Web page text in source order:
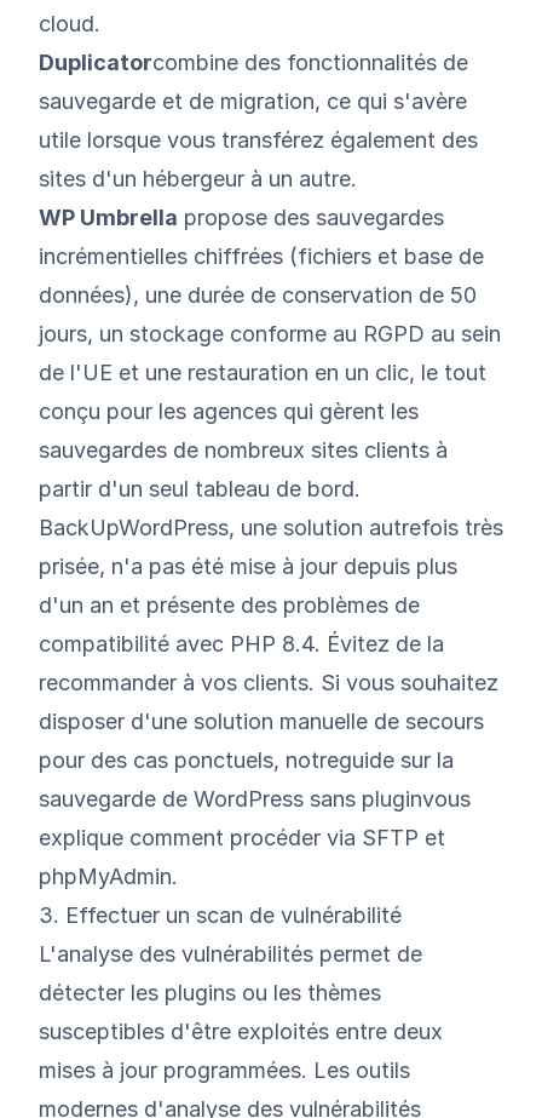
cloud.
Duplicatorcombine des fonctionnalités de
sauvegarde et de migration, ce qui s'avère
utile lorsque vous transférez également des
sites d'un hébergeur à un autre.
WP Umbrella propose des sauvegardes
incrémentielles chiffrées (fichiers et base de
données), une durée de conservation de 50
jours, un stockage conforme au RGPD au sein
de l'UE et une restauration en un clic, le tout
conçu pour les agences qui gèrent les
sauvegardes de nombreux sites clients à
partir d'un seul tableau de bord.
BackUpWordPress, une solution autrefois très
prisée, n'a pas été mise à jour depuis plus
d'un an et présente des problèmes de
compatibilité avec PHP 8.4. Évitez de la
recommander à vos clients. Si vous souhaitez
disposer d'une solution manuelle de secours
pour des cas ponctuels, notreguide sur la
sauvegarde de WordPress sans pluginvous
explique comment procéder via SFTP et
phpMyAdmin.
3. Effectuer un scan de vulnérabilité
L'analyse des vulnérabilités permet de
détecter les plugins ou les thèmes
susceptibles d'être exploités entre deux
mises à jour programmées. Les outils
modernes d'analyse des vulnérabilités